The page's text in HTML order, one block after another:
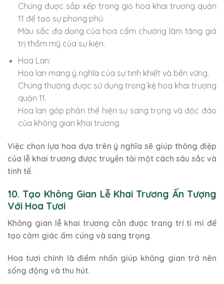
Chúng được sắp xếp trong giỏ hoa khai trương quận
11 để tạo sự phong phú.
Màu sắc đa dạng của hoa cẩm chướng làm tăng giá
trị thẩm mỹ của sự kiện.
Hoa Lan:
Hoa lan mang ý nghĩa của sự tinh khiết và bền vững.
Chúng thường được sử dụng trong kệ hoa khai trương
quận 11.
Hoa lan góp phần thể hiện sự sang trọng và độc đáo
của không gian khai trương.
Việc chọn lựa hoa dựa trên ý nghĩa sẽ giúp thông điệp
của lễ khai trương được truyền tải một cách sâu sắc và
tinh tế.
10. Tạo Không Gian Lễ Khai Trương Ấn Tượng
Với Hoa Tươi
Không gian lễ khai trương cần được trang trí tỉ mỉ để
tạo cảm giác ấm cúng và sang trọng.
Hoa tươi chính là điểm nhấn giúp không gian trở nên
sống động và thu hút.